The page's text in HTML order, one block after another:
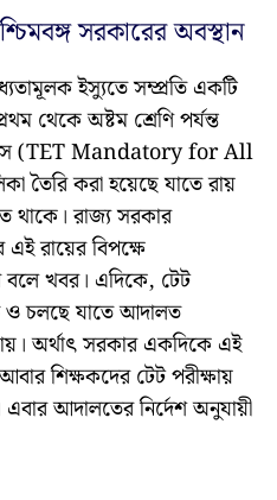
সরকারের অবস্থান
ইস্যুতে সম্প্রতি একটি
থেকে অষ্টম শ্রেণি পর্যন্ত
পাস (TET Mandatory for All
তৈরি করা হয়েছে যাতে রায়
থাকে। রাজ্য সরকার
রায়ের বিপক্ষে
বলে খবর। এদিকে, টেট
ও চলছে যাতে আদালত
অর্থাৎ সরকার একদিকে এই
শিক্ষকদের টেট পরীক্ষায়
আদালতের নির্দেশ অনুযায়ী